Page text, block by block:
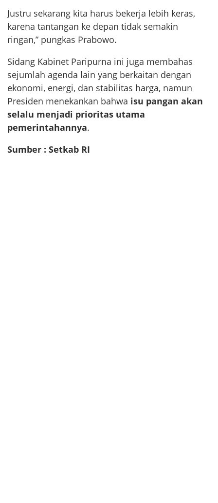
Justru sekarang kita harus bekerja lebih keras,
karena tantangan ke depan tidak semakin
ringan,” pungkas Prabowo.
Sidang Kabinet Paripurna ini juga membahas
sejumlah agenda lain yang berkaitan dengan
ekonomi, energi, dan stabilitas harga, namun
Presiden menekankan bahwa isu pangan akan
selalu menjadi prioritas utama
pemerintahannya.
Sumber : Setkab RI